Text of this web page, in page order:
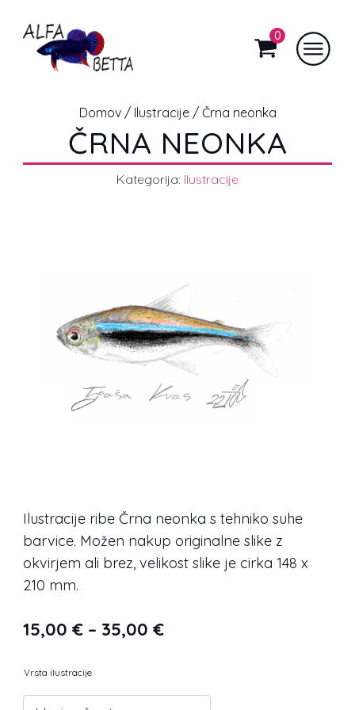
0
Domov/ Ilustracije/ Črna neonka
ČRNA NEONKA
Kategorija: Ilustracije
Ilustracije ribe Črna neonka s tehniko suhe
barvice. Možen nakup originalne slike z
okvirjem ali brez, velikost slike je cirka 148 x
210 mm.
15,00 € – 35,00 €Cenovni
Vrsta ilustracije